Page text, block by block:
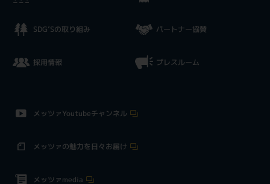
SDG’Sの取り組み
採用情報
パートナー協賛
プレスルーム
メッツァYoutubeチャンネル
メッツァの魅力を日々お届け
メッツァmedia